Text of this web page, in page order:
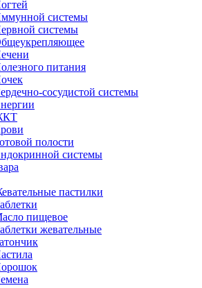
системы
системы
питания
сосудистой системы
полости
системы
пастилки
пищевое
жевательные